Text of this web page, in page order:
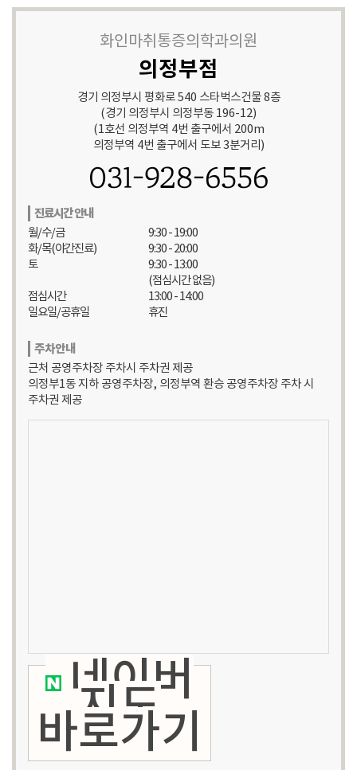
화인마취통증의학과의원
의정부점
경기 의정부시 평화로 540 스타벅스건물 8층
(경기 의정부시 의정부동 196-12)
(1호선 의정부역 4번 출구에서 200m
의정부역 4번 출구에서 도보 3분거리)
031-928-6556
진료시간 안내
월/수/금
화/목(야간진료)
토
점심시간
일요일/공휴일
9:30 - 19:00
9:30 - 20:00
9:30 - 13:00
(점심시간 없음)
13:00 - 14:00
휴진
주차안내
근처 공영주차장 주차시 주차권 제공
의정부1동 지하 공영주차장, 의정부역 환승 공영주차장 주차 시
주차권 제공
네이버
지도
바로가기